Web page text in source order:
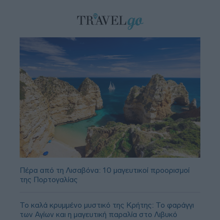
Πέρα από τη Λισαβόνα: 10 μαγευτικοί προορισμοί
της Πορτογαλίας
Το καλά κρυμμένο μυστικό της Κρήτης: Το φαράγγι
των Αγίων και η μαγευτική παραλία στο Λιβυκό